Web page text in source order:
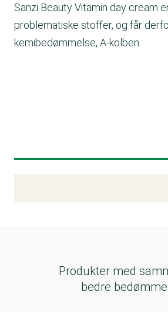
Sanzi Beauty Vitamin day cream
problematiske stoffer, og får
kemibedømmelse, A-kolben.
Produkter med
bedre